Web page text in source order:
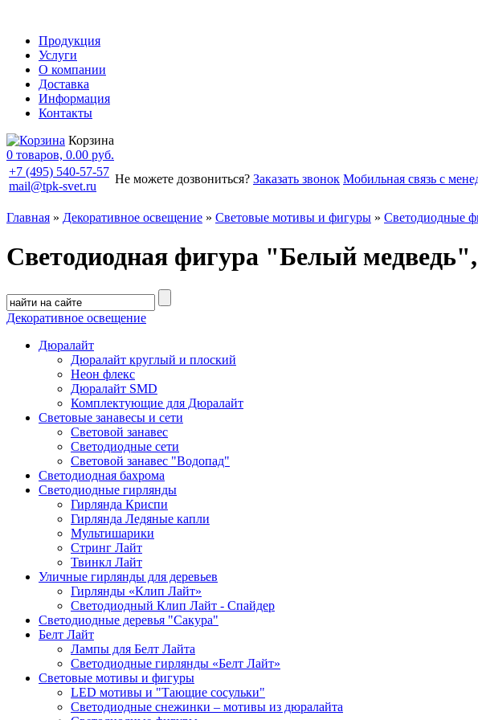
Продукция
Услуги
О компании
Доставка
Информация
Контакты
Корзина
0 товаров, 0.00 руб.
+7 (495) 540-57-57
mail@tpk-svet.ru
Не можете дозвониться? Заказать звонок Мобильная связь с
Главная » Декоративное освещение » Световые мотивы и фигуры » Светодиодные
Светодиодная фигура "Белый
Декоративное освещение
Дюралайт
Дюралайт круглый и плоский
Неон флекс
Дюралайт SMD
Комплектующие для Дюралайт
Световые занавесы и сети
Световой занавес
Светодиодные сети
Световой занавес "Водопад"
Светодиодная бахрома
Светодиодные гирлянды
Гирлянда Криспи
Гирлянда Ледяные капли
Мультишарики
Стринг Лайт
Твинкл Лайт
Уличные гирлянды для деревьев
Гирлянды «Клип Лайт»
Светодиодный Клип Лайт - Спайдер
Светодиодные деревья "Сакура"
Белт Лайт
Лампы для Белт Лайта
Светодиодные гирлянды «Белт Лайт»
Световые мотивы и фигуры
LED мотивы и "Тающие сосульки"
Светодиодные снежинки – мотивы из дюралайта